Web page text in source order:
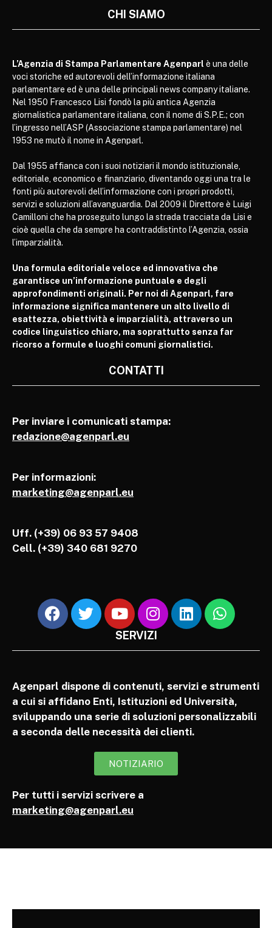
CHI SIAMO
L’Agenzia di Stampa Parlamentare Agenparl è una delle
voci storiche ed autorevoli dell’informazione italiana
parlamentare ed è una delle principali news company italiane.
Nel 1950 Francesco Lisi fondò la più antica Agenzia
giornalistica parlamentare italiana, con il nome di S.P.E.; con
l’ingresso nell’ASP (Associazione stampa parlamentare) nel
1953 ne mutò il nome in Agenparl.
Dal 1955 affianca con i suoi notiziari il mondo istituzionale,
editoriale, economico e finanziario, diventando oggi una tra le
fonti più autorevoli dell’informazione con i propri prodotti,
servizi e soluzioni all’avanguardia. Dal 2009 il Direttore è Luigi
Camilloni che ha proseguito lungo la strada tracciata da Lisi e
cioè quella che da sempre ha contraddistinto l’Agenzia, ossia
l’imparzialità.
Una formula editoriale veloce ed innovativa che
garantisce un’informazione puntuale e degli
approfondimenti originali. Per noi di Agenparl, fare
informazione significa mantenere un alto livello di
esattezza, obiettività e imparzialità, attraverso un
codice linguistico chiaro, ma soprattutto senza far
ricorso a formule e luoghi comuni giornalistici.
CONTATTI
Per inviare i comunicati stampa:
redazione@agenparl.eu
Per informazioni:
marketing@agenparl.eu
Uff. (+39) 06 93 57 9408
Cell. (+39) 340 681 9270
SERVIZI
Agenparl dispone di contenuti, servizi e strumenti
a cui si affidano Enti, Istituzioni ed Università,
sviluppando una serie di soluzioni personalizzabili
a seconda delle necessità dei clienti.
NOTIZIARIO
Per tutti i servizi scrivere a
marketing@agenparl.eu